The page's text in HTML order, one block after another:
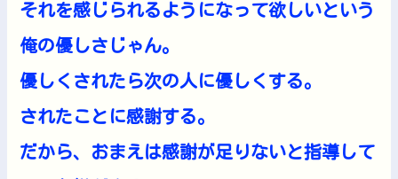
それを感じられるようになって欲しいという
俺の優しさじゃん。
優しくされたら次の人に優しくする。
されたことに感謝する。
だから、おまえは感謝が足りないと指導して